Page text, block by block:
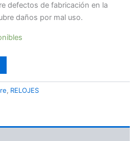
defectos de fabricación en la
daños por mal uso.
, RELOJES